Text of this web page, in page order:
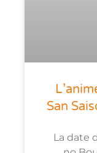
San
La date